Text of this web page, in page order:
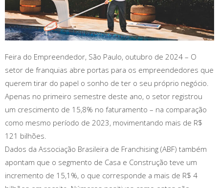
Feira do Empreendedor, São Paulo, outubro de 2024 – O
setor de franquias abre portas para os empreendedores que
querem tirar do papel o sonho de ter o seu próprio negócio.
Apenas no primeiro semestre deste ano, o setor registrou
um crescimento de 15,8% no faturamento – na comparação
como mesmo período de 2023, movimentando mais de R$
121 bilhões.
Dados da Associação Brasileira de Franchising (ABF) também
apontam que o segmento de Casa e Construção teve um
incremento de 15,1%, o que corresponde a mais de R$ 4